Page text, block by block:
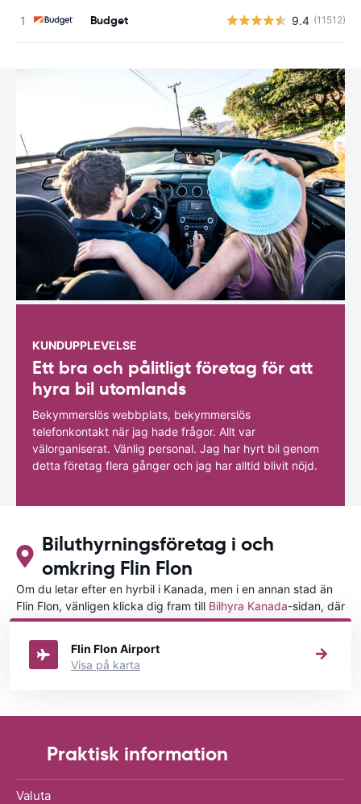
Budget 9.4 (11512)
KUNDUPPLEVELSE
Ett bra och pålitligt företag för att
hyra bil utomlands
Bekymmerslös webbplats, bekymmerslös
telefonkontakt när jag hade frågor. Allt var
välorganiserat. Vänlig personal. Jag har hyrt bil genom
detta företag flera gånger och jag har alltid blivit nöjd.
Biluthyrningsföretag i och
omkring Flin Flon
Om du letar efter en hyrbil i Kanada, men i en annan stad än
Flin Flon, vänligen klicka dig fram till Bilhyra Kanada-sidan, där
du kan välja i vilken stad i Kanada du vill hyra en bil.
Flin Flon Airport
Visa på karta
Praktisk information
Valuta